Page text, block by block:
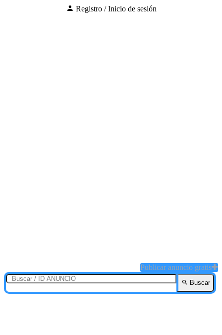
Registro / Inicio de sesión
Publicar anuncio gratis
Buscar